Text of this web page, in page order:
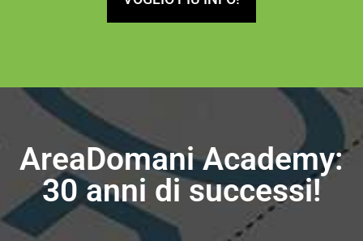
AreaDomani Academy:
30 anni di successi!